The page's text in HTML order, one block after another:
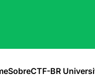
SobreCTF-BR